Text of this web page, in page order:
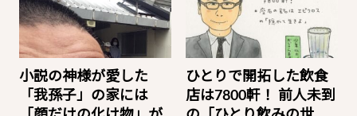
小説の神様が愛した
「我孫子」の家には
ひとりで開拓した飲食
店は7800軒！ 前人未到